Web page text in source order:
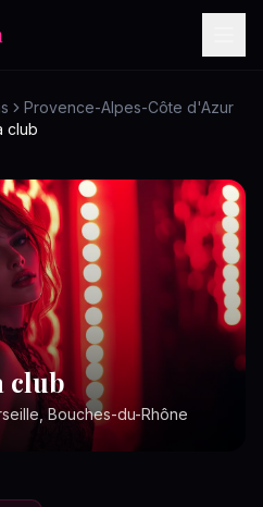
Provence-Alpes-Côte d'Azur
club
club
Bouches-du-Rhône